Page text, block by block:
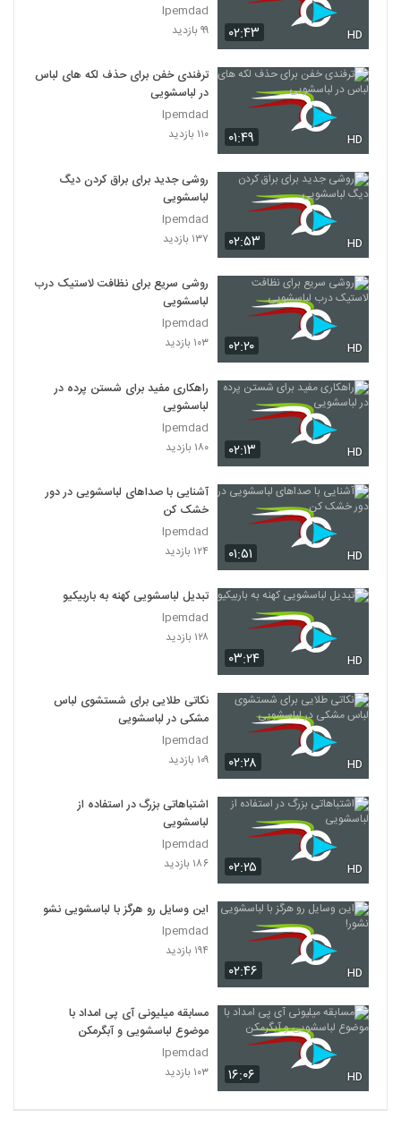
۰۲:۴۳ HD
Ipemdad
۹۹ بازدید
۰۱:۴۹ HD
ترفندی خفن برای حذف لکه های لباس
در لباسشویی
Ipemdad
۱۱۰ بازدید
۰۲:۵۳ HD
روشی جدید برای براق کردن دیگ
لباسشویی
Ipemdad
۱۳۷ بازدید
۰۲:۲۰ HD
روشی سریع برای نظافت لاستیک درب
لباسشویی
Ipemdad
۱۰۳ بازدید
۰۲:۱۳ HD
راهکاری مفید برای شستن پرده در
لباسشویی
Ipemdad
۱۸۰ بازدید
۰۱:۵۱ HD
آشنایی با صداهای لباسشویی در دور
خشک‌ کن
Ipemdad
۱۲۴ بازدید
۰۳:۲۴ HD
تبدیل لباسشویی کهنه به باربیکیو
Ipemdad
۱۲۸ بازدید
۰۲:۲۸ HD
نکاتی طلایی برای شستشوی لباس
مشکی در لباسشویی
Ipemdad
۱۰۹ بازدید
۰۲:۲۵ HD
اشتباهاتی بزرگ در استفاده از
لباسشویی
Ipemdad
۱۸۶ بازدید
۰۲:۴۶ HD
این وسایل رو هرگز با لباسشویی نشور!
Ipemdad
۱۹۴ بازدید
۱۶:۰۶ HD
مسابقه میلیونی آی پی امداد با
موضوع لباسشویی و آبگرمکن
Ipemdad
۱۰۳ بازدید